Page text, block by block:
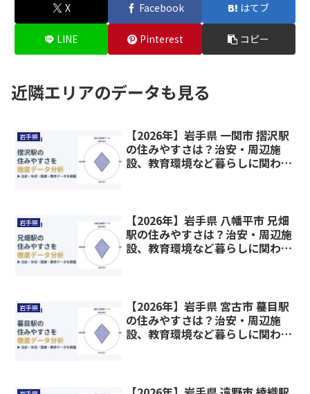
X Facebook はてブ
LINE Pinterest コピー
近隣エリアのデータも見る
岩手県
【2026年】岩手県 一関市 摺沢駅
の住みやすさは？治安・周辺施
設、教育環境など暮らしに関わる
岩手県
【2026年】岩手県 八幡平市 兄畑
駅の住みやすさは？治安・周辺施
設、教育環境など暮らしに関わる
岩手県
【2026年】岩手県 宮古市 蟇目駅
の住みやすさは？治安・周辺施
設、教育環境など暮らしに関わる